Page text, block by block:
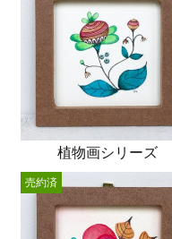
植物画シリーズ
売約済